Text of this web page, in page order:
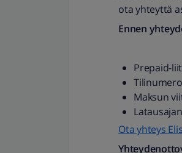
ota yhteyttä
Ennen
Prepaid-
Maksun
Ota yhteys